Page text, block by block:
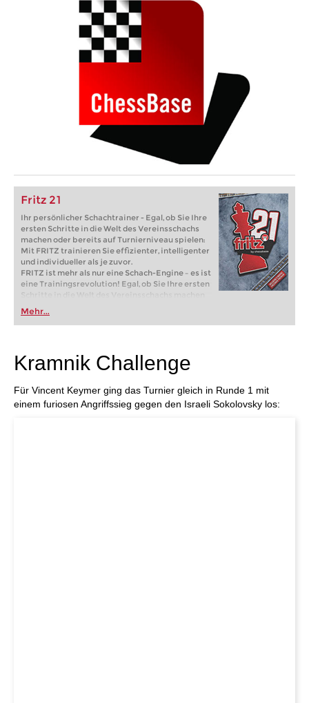
Fritz 21
Ihr persönlicher Schachtrainer - Egal, ob Sie Ihre
ersten Schritte in die Welt des Vereinsschachs
machen oder bereits auf Turnierniveau spielen:
Mit FRITZ trainieren Sie effizienter, intelligenter
und individueller als je zuvor.
FRITZ ist mehr als nur eine Schach-Engine – es ist
eine Trainingsrevolution! Egal, ob Sie Ihre ersten
Schritte in die Welt des Vereinsschachs machen
oder bereits auf Turnierniveau spielen: Mit
FRITZ trainieren Sie effizienter, intelligenter und
individueller als je zuvor.
Mehr...
Kramnik Challenge
Für Vincent Keymer ging das Turnier gleich in Runde 1 mit
einem furiosen Angriffssieg gegen den Israeli Sokolovsky los: